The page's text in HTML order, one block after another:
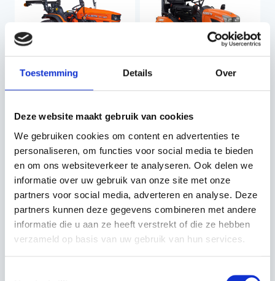
Toestemming Details Over
Deze website maakt gebruik van cookies
We gebruiken cookies om content en advertenties te
personaliseren, om functies voor social media te bieden
en om ons websiteverkeer te analyseren. Ook delen we
informatie over uw gebruik van onze site met onze
partners voor social media, adverteren en analyse. Deze
partners kunnen deze gegevens combineren met andere
informatie die u aan ze heeft verstrekt of die ze hebben
verzameld op basis van uw gebruik van hun services.
LANDBOUWBANDEN
€16.940,00
UITVOERING - MAAIDEK
MIDDEN 152 MULCH
€32.321,52
€30.855,00